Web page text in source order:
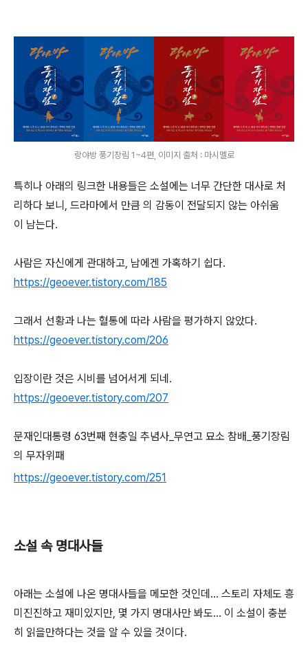
랑야방 풍기장림 1~4편, 이미지 출처 : 마시멜로
특히나 아래의 링크한 내용들은 소설에는 너무 간단한 대사로 처
리하다 보니, 드라마에서 만큼 의 감동이 전달되지 않는 아쉬움
이 남는다.
사람은 자신에게 관대하고, 남에겐 가혹하기 쉽다.
https://geoever.tistory.com/185
그래서 선황과 나는 혈통에 따라 사람을 평가하지 않았다.
https://geoever.tistory.com/206
입장이란 것은 시비를 넘어서게 되네.
https://geoever.tistory.com/207
문재인대통령 63번째 현충일 추념사_무연고 묘소 참배_풍기장림
의 무자위패
https://geoever.tistory.com/251
소설 속 명대사들
아래는 소설에 나온 명대사들을 메모한 것인데... 스토리 자체도 흥
미진진하고 재미있지만, 몇 가지 명대사만 봐도... 이 소설이 충분
히 읽을만하다는 것을 알 수 있을 것이다.